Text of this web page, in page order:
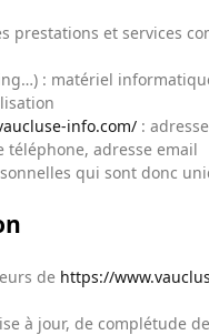
et services
: matériel
info.com/ :
téléphone, adresse email
qui sont donc
de https://
à jour, de